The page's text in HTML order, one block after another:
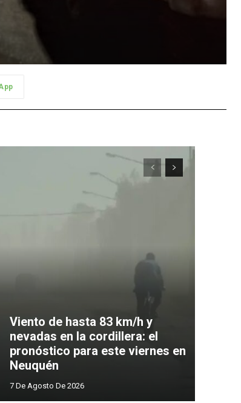
Viento de hasta 83 km/h y
nevadas en la cordillera: el
pronóstico para este viernes en
Neuquén
7 De Agosto De 2026